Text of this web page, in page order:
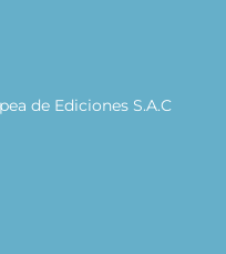
de Ediciones S.A.C